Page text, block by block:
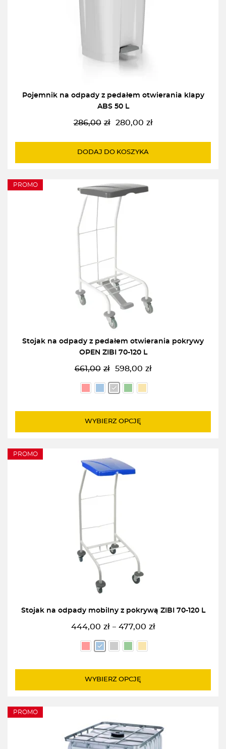
Pojemnik na odpady z pedałem otwierania klapy
ABS 50 L
286,00 zł
Pierwotna
wynosiła:
280,00 zł
Aktualna
wynosi:
DODAJ DO KOSZYKA
PROMO
Stojak na odpady z pedałem otwierania pokrywy
OPEN ZIBI 70-120 L
661,00 zł
Pierwotna
cena
wynosiła:
598,00 zł
Aktualna
cena
wynosi:
WYBIERZ OPCJĘ
PROMO
Stojak na odpady mobilny z pokrywą ZIBI 70-120 L
444,00 zł – 477,00 zł
Zakres
cen:
od
do
WYBIERZ OPCJĘ
PROMO